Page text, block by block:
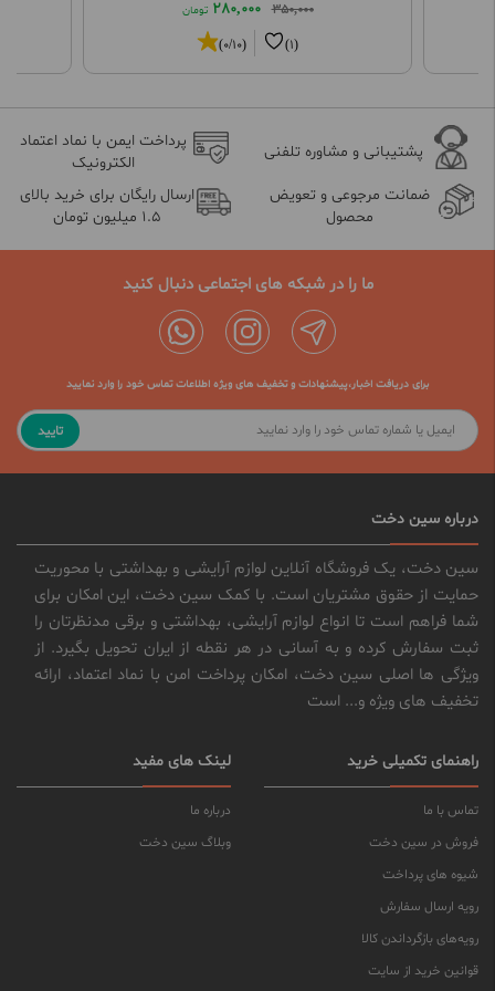
350,000
280,000 تومان
(1)
(0/10)
پشتیبانی و مشاوره تلفنی
پرداخت ایمن با نماد اعتماد
الکترونیک
ضمانت مرجوعی و تعویض
محصول
ارسال رایگان برای خرید بالای
1.5 میلیون تومان
ما را در شبکه های اجتماعی دنبال کنید
برای دریافت اخبار،پیشنهادات و تخفیف های ویژه اطلاعات تماس خود را وارد نمایید
تایید
درباره سین دخت
سین دخت، یک فروشگاه آنلاین لوازم آرایشی و بهداشتی با محوریت
حمایت از حقوق مشتریان است. با کمک سین دخت، این امکان برای
شما فراهم است تا انواع لوازم آرایشی، بهداشتی و برقی مدنظرتان را
ثبت سفارش کرده و به آسانی در هر نقطه از ایران تحویل بگیرد. از
ویژگی ها اصلی سین دخت، امکان پرداخت امن با نماد اعتماد، ارائه
تخفیف های ویژه و... است
راهنمای تکمیلی خرید
تماس با ما
فروش در سین دخت
شیوه های پرداخت
رویه ارسال سفارش
رویه‌های بازگرداندن کالا
قوانین خرید از سایت
لینک های مفید
درباره ما
وبلاگ سین دخت